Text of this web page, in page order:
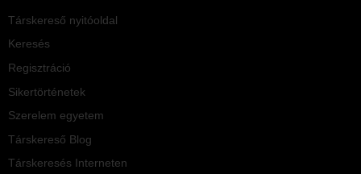
Társkereső nyitóoldal
Keresés
Regisztráció
Sikertörténetek
Szerelem egyetem
Társkereső Blog
Társkeresés Interneten